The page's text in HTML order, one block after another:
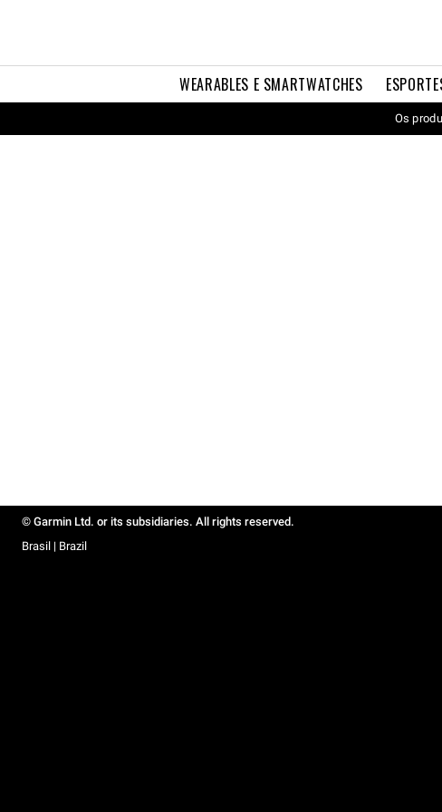
WEARABLES E SMARTWATCHES
Os
© Garmin Ltd. or its subsidiaries. All rights reserved.
Brasil | Brazil